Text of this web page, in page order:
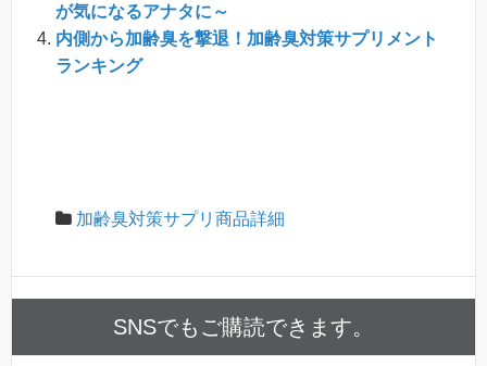
が気になるアナタに～
内側から加齢臭を撃退！加齢臭対策サプリメント
ランキング
加齢臭対策サプリ商品詳細
SNSでもご購読できます。